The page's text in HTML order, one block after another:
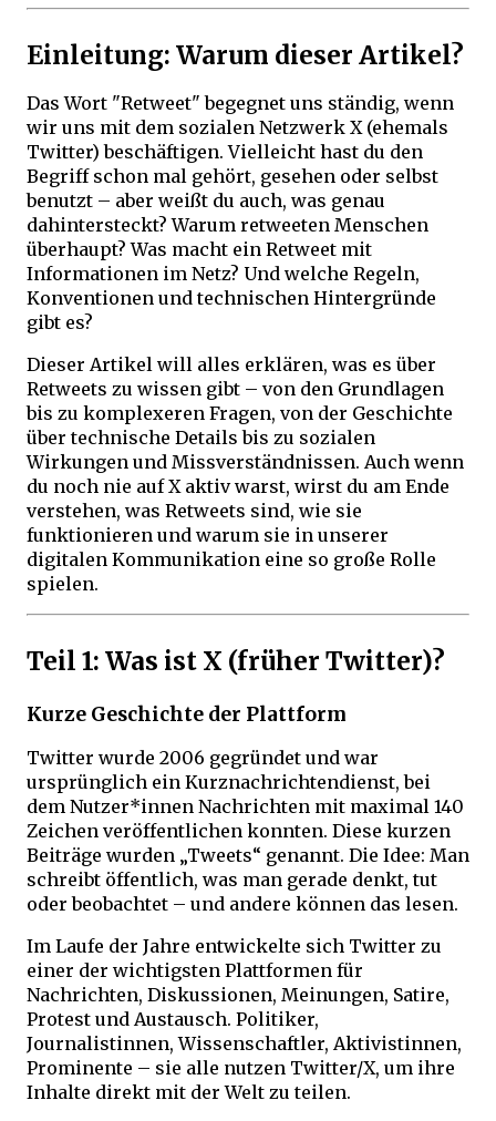
Einleitung: Warum dieser Artikel?
Das Wort "Retweet" begegnet uns ständig, wenn
wir uns mit dem sozialen Netzwerk X (ehemals
Twitter) beschäftigen. Vielleicht hast du den
Begriff schon mal gehört, gesehen oder selbst
benutzt – aber weißt du auch, was genau
dahintersteckt? Warum retweeten Menschen
überhaupt? Was macht ein Retweet mit
Informationen im Netz? Und welche Regeln,
Konventionen und technischen Hintergründe
gibt es?
Dieser Artikel will alles erklären, was es über
Retweets zu wissen gibt – von den Grundlagen
bis zu komplexeren Fragen, von der Geschichte
über technische Details bis zu sozialen
Wirkungen und Missverständnissen. Auch wenn
du noch nie auf X aktiv warst, wirst du am Ende
verstehen, was Retweets sind, wie sie
funktionieren und warum sie in unserer
digitalen Kommunikation eine so große Rolle
spielen.
Teil 1: Was ist X (früher Twitter)?
Kurze Geschichte der Plattform
Twitter wurde 2006 gegründet und war
ursprünglich ein Kurznachrichtendienst, bei
dem Nutzer*innen Nachrichten mit maximal 140
Zeichen veröffentlichen konnten. Diese kurzen
Beiträge wurden „Tweets“ genannt. Die Idee: Man
schreibt öffentlich, was man gerade denkt, tut
oder beobachtet – und andere können das lesen.
Im Laufe der Jahre entwickelte sich Twitter zu
einer der wichtigsten Plattformen für
Nachrichten, Diskussionen, Meinungen, Satire,
Protest und Austausch. Politiker,
Journalistinnen, Wissenschaftler, Aktivistinnen,
Prominente – sie alle nutzen Twitter/X, um ihre
Inhalte direkt mit der Welt zu teilen.